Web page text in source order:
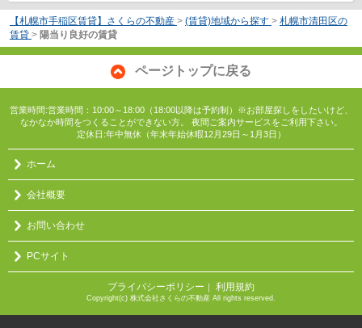
【札幌市手稲区賃貸】さくらの不動産 > (賃貸)地域から探す > 札幌市清田区の
賃貸 > 陽当り良好の賃貸
ページトップに戻る
営業時間:営業時間：10:00～18:00（18:00以降は予約制）※お部屋探しをしたいけど、
なかなか時間をつくることができない方。 夜間ご案内サービスをご利用下さい。
定休日:年中無休（年末年始休暇12月29日～1月3日）
ホーム
会社概要
お問い合わせ
PCサイト
プライバシーポリシー ｜ 利用規約
Copyright(c) 株式会社さくらの不動産 All rights reserved.